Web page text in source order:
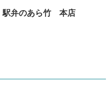
駅弁のあら竹 本店